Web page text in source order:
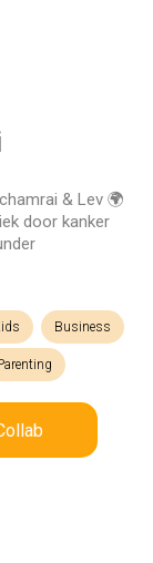
& Lev 🌍
door kanker
Business